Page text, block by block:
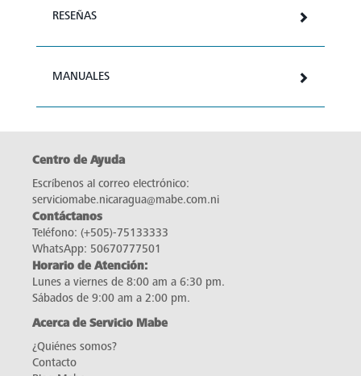
RESEÑAS
MANUALES
Centro de Ayuda
Escríbenos al correo electrónico:
serviciomabe.nicaragua@mabe.com.ni
Contáctanos
Teléfono: (+505)-75133333
WhatsApp: 50670777501
Horario de Atención:
Lunes a viernes de 8:00 am a 6:30 pm.
Sábados de 9:00 am a 2:00 pm.
Acerca de Servicio Mabe
¿Quiénes somos?
Contacto